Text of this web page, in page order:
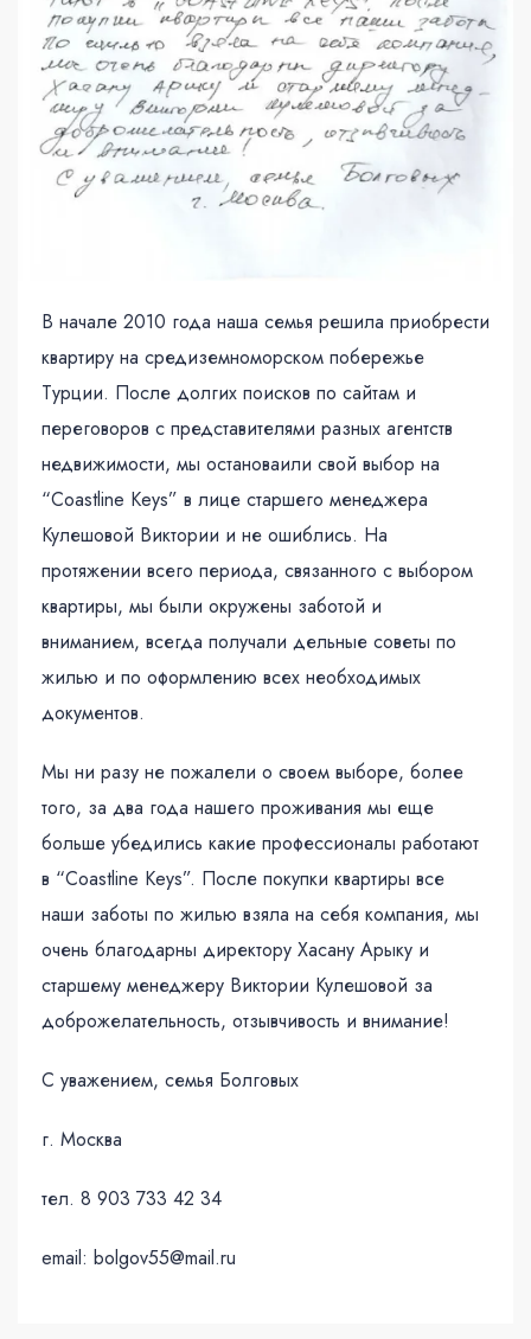
В начале 2010 года наша семья решила приобрести
квартиру на средиземноморском побережье
Турции. После долгих поисков по сайтам и
переговоров с представителями разных агентств
недвижимости, мы остановаили свой выбор на
“Coastline Keys” в лице старшего менеджера
Кулешовой Виктории и не ошиблись. На
протяжении всего периода, связанного с выбором
квартиры, мы были окружены заботой и
вниманием, всегда получали дельные советы по
жилью и по оформлению всех необходимых
документов.
Мы ни разу не пожалели о своем выборе, более
того, за два года нашего проживания мы еще
больше убедились какие профессионалы работают
в “Coastline Keys”. После покупки квартиры все
наши заботы по жилью взяла на себя компания, мы
очень благодарны директору Хасану Арыку и
старшему менеджеру Виктории Кулешовой за
доброжелательность, отзывчивость и внимание!
С уважением, семья Болговых
г. Москва
тел. 8 903 733 42 34
email: bolgov55@mail.ru